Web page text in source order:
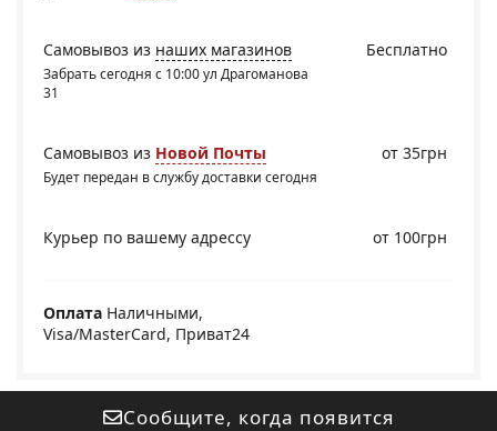
Бесплатно
Самовывоз из наших магазинов
Забрать сегодня с 10:00 ул Драгоманова
31
Самовывоз из Новой Почты
Будет передан в службу доставки сегодня
от 35грн
Курьер по вашему адрессу от 100грн
Оплата Наличными,
Visa/MasterCard, Приват24
Сообщите, когда появится